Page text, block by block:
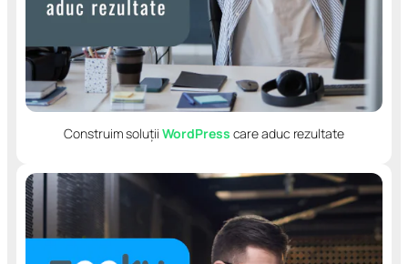
Construim soluții WordPress care aduc rezultate